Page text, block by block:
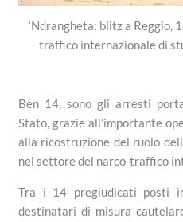
‘Ndrangheta: blitz a Reggio,
traffico internazionale di
Ben 14, sono gli arresti
Stato, grazie all’importante
alla ricostruzione del ruolo
nel settore del narco-traffico
Tra i 14 pregiudicati posti
destinatari di misura